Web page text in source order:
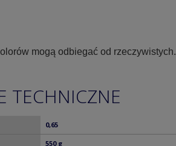
mogą odbiegać od rzeczywistych.
TECHNICZNE
0,65
550 g